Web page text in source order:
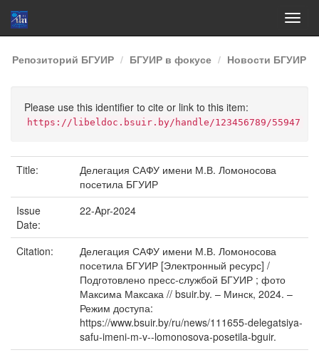
Skip
navigation
Репозиторий БГУИР БГУИР в фокусе Новости БГУИР
Please use this identifier to cite or link to this item:
https://libeldoc.bsuir.by/handle/123456789/55947
Title:
Делегация САФУ имени М.В. Ломоносова
посетила БГУИР
Issue
Date:
22-Apr-2024
Citation:
Делегация САФУ имени М.В. Ломоносова
посетила БГУИР [Электронный ресурс] /
Подготовлено пресс-службой БГУИР ; фото
Максима Максака // bsuir.by. – Минск, 2024. –
Режим доступа:
https://www.bsuir.by/ru/news/111655-delegatsiya-
safu-imeni-m-v--lomonosova-posetila-bguir.